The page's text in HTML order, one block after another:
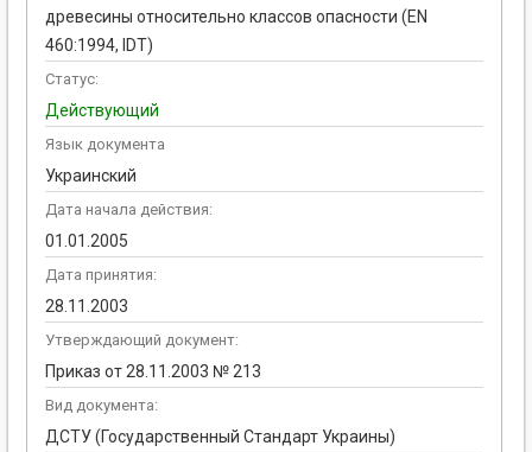
древесины относительно классов опасности (EN
460:1994, IDТ)
Статус:
Действующий
Язык документа
Украинский
Дата начала действия:
01.01.2005
Дата принятия:
28.11.2003
Утверждающий документ:
Приказ от 28.11.2003 № 213
Вид документа:
ДСТУ (Государственный Стандарт Украины)